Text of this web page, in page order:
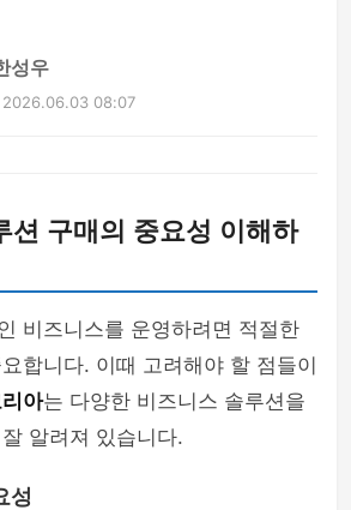
성우
2026.06.03 08:07
션 구매의 중요성 이해하
비즈니스를 운영하려면 적절한
합니다. 이때 고려해야 할 점들이
아는 다양한 비즈니스 솔루션을
알려져 있습니다.
성